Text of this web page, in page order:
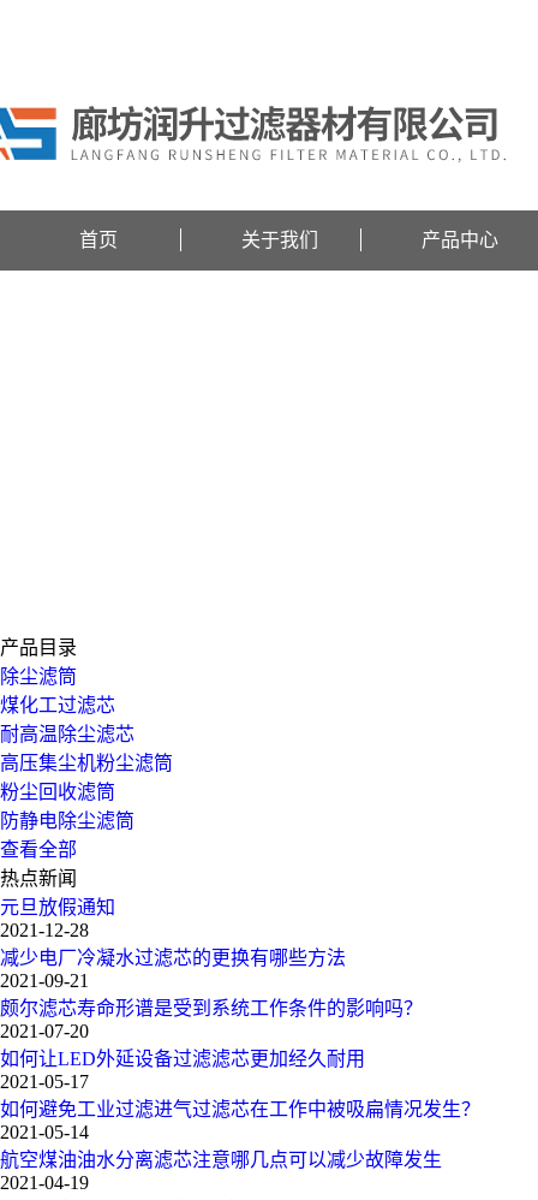
首页 关于我们 产品中心
产品目录
除尘滤筒
煤化工过滤芯
耐高温除尘滤芯
高压集尘机粉尘滤筒
粉尘回收滤筒
防静电除尘滤筒
查看全部
热点新闻
元旦放假通知
2021-12-28
减少电厂冷凝水过滤芯的更换有哪些方法
2021-09-21
颇尔滤芯寿命形谱是受到系统工作条件的影响吗？
2021-07-20
如何让LED外延设备过滤滤芯更加经久耐用
2021-05-17
如何避免工业过滤进气过滤芯在工作中被吸扁情况发生？
2021-05-14
航空煤油油水分离滤芯注意哪几点可以减少故障发生
2021-04-19